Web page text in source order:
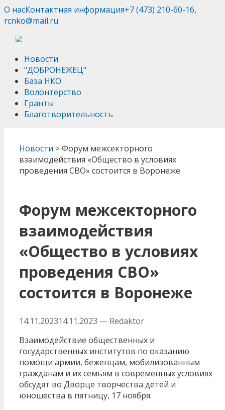
О насКонтактная информация+7 (473) 210-60-16,
rcnko@mail.ru
Новости
"ДОБРОНЕЖЕЦ"
База НКО
Волонтерство
Гранты
Благотворительность
Новости >Форум межсекторного
взаимодействия «Общество в условиях
проведения СВО» состоится в Воронеже
Форум межсекторного
взаимодействия
«Общество в условиях
проведения СВО»
состоится в Воронеже
14.11.202314.11.2023 — Redaktor
Взаимодействие общественных и
государственных институтов по оказанию
помощи армии, беженцам, мобилизованным
гражданам и их семьям в современных условиях
обсудят во Дворце творчества детей и
юношества в пятницу, 17 ноября.